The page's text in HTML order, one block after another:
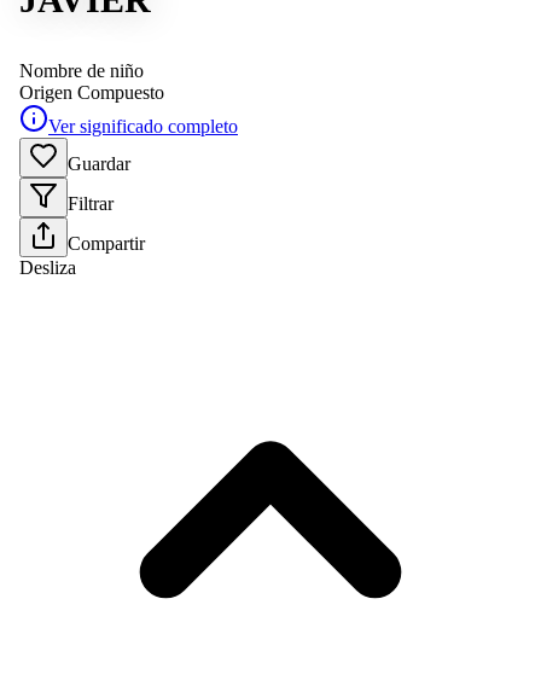
Nombre de niño
Origen Compuesto
Ver significado completo
Guardar
Filtrar
Compartir
Desliza